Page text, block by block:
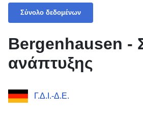
Σύνολο δεδομένων
Bergenhausen -
ανάπτυξης
Γ.Δ.Ι.-Δ.Ε.